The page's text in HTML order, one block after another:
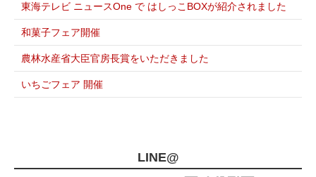
東海テレビ ニュースOne で はしっこBOXが紹介されました
和菓子フェア開催
農林水産省大臣官房長賞をいただきました
いちごフェア 開催
LINE@